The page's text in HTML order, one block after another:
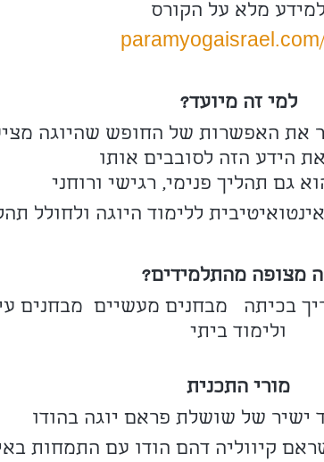
למידע מלא על הקורס
למי זה מיועד?
את האפשרות של החופש שהיוגה
הידע הזה לסובבים אותו
גם תהליך פנימי, רגישי ורוחני
ללימוד היוגה ולחולל
מצופה מהתלמידים?
בכיתה מבחנים מעשיים מבחנים
ולימוד ביתי
מורי התכנית
ישיר של שושלת פראם יוגה בהודו
קיווליה דהם הודו עם התמחות